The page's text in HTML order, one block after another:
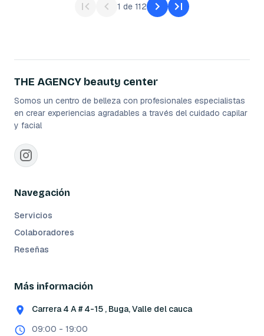
1 de 112
THE AGENCY beauty center
Somos un centro de belleza con profesionales especialistas
en crear experiencias agradables a través del cuidado capilar
y facial
Navegación
Servicios
Colaboradores
Reseñas
Más información
Carrera 4 A # 4-15 , Buga, Valle del cauca
09:00 - 19:00